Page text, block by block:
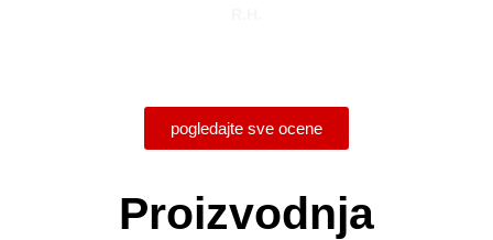
pogledajte sve ocene
Proizvodnja